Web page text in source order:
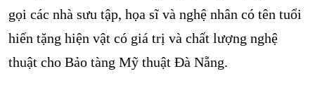
gọi các nhà sưu tập, họa sĩ và nghệ nhân có tên tuổi
hiến tặng hiện vật có giá trị và chất lượng nghệ
thuật cho Bảo tàng Mỹ thuật Đà Nẵng.